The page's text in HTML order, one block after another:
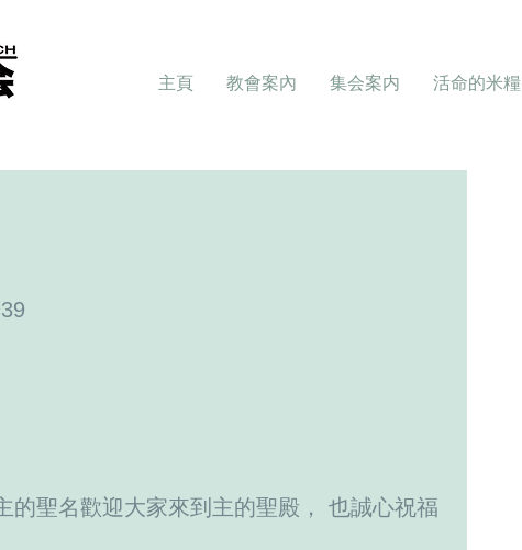
主頁 教會案內 集会案内 活命的米糧
的聖名歡迎大家來到主的聖殿， 也誠心祝福